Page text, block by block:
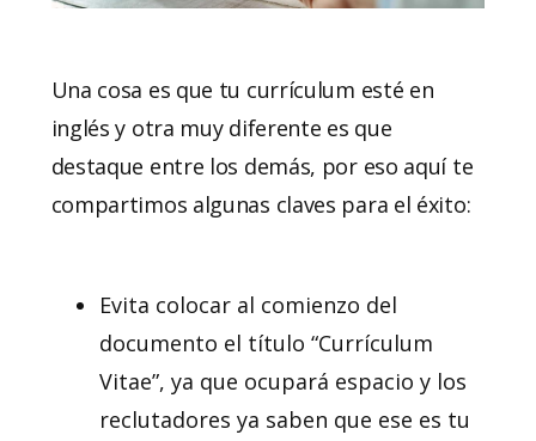
Una cosa es que tu currículum esté en
inglés y otra muy diferente es que
destaque entre los demás, por eso aquí te
compartimos algunas claves para el éxito:
Evita colocar al comienzo del
documento el título “Currículum
Vitae”, ya que ocupará espacio y los
reclutadores ya saben que ese es tu